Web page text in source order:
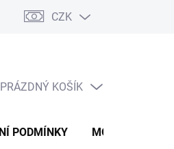
CZK
NÁKUPNÍ
PRÁZDNÝ KOŠÍK
PODMÍNKY MOJE